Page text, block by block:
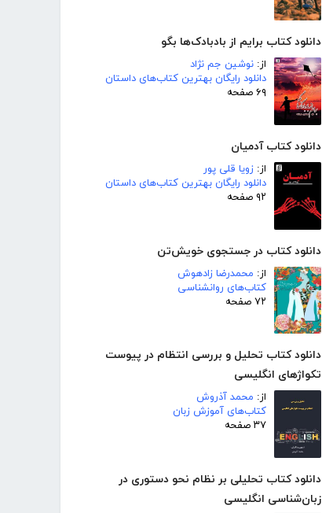
دانلود کتاب برایم از بادبادک‌ها بگو
از: نوشین جم نژاد
دانلود رایگان بهترین کتاب‌های داستان
۶۹ صفحه
دانلود کتاب آدمیان
از: زویا قلی پور
دانلود رایگان بهترین کتاب‌های داستان
۹۲ صفحه
دانلود کتاب در جستجوی خویش‌تن
از: محمدرضا زادهوش
کتاب‌های روانشناسی
۷۲ صفحه
دانلود کتاب تحلیل و بررسی انتظام در پیوست
تکواژهای انگلیسی
از: محمد آذروش
کتاب‌های آموزش زبان
۳۷ صفحه
دانلود کتاب تحلیلی بر نظام نحو دستوری در
زبان‌شناسی انگلیسی